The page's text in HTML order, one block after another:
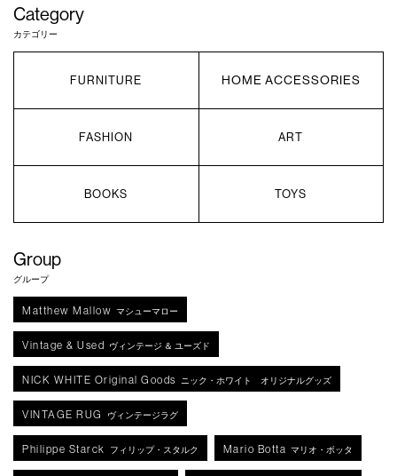
Category
カテゴリー
FURNITURE HOME ACCESSORIES
FASHION ART
BOOKS TOYS
Group
グループ
Matthew Mallow マシューマロー
Vintage & Used ヴィンテージ ＆ ユーズド
NICK WHITE Original Goods ニック・ホワイト オリジナルグッズ
VINTAGE RUG ヴィンテージラグ
Philippe Starck フィリップ・スタルク Mario Botta マリオ・ボッタ